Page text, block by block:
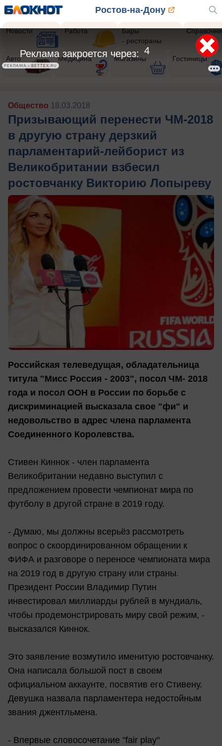
Ростов-на-Дону
Новости Работа
Бары
- рестораны
Авто Медицина Магазины Гостиницы
Общество 18.03.2018
Призывающий перенести ЧМ-2018
в другую страну дерзкий
парламентарий-лейборист из
Великобритании взбесил
ростовчанку Викторию Лопыреву
Российская телеведущая, обладательница
титула "Мисс Россия - 2003", посол ЧМ- 2018
года и посол ООН в России по борьбе с
дискриминацией высказала свое "фи" и
недовольство в адрес члена парламента
Соединенного Королевства.
Стивен Киннок - член парламента
Великобритании недавно выступил с
предложением провести чемпионат мира по
футболу в другой стране в 2019 году.
- Думаю, мы должны всерьёз рассмотреть
вопрос о скоординированном обращении к
ФИФА и разговоре о переносе чемпионата мира
на 2019 год в другую страну или страны.
Президент России Владимир Путин
инвестировал миллиарды рублей в мундиаль,
чтобы продемонстрировать миру свой режим, -
высказался Киннок.
Это заявление возмутило именитую ростовчанку.
Она написала большой пост в своем
официальном аккаунте, посвятив его Стивену.
Девушка назвала парламентера недостойным
звания джентльмена.
- Впервые словосочетание "fair play"
1
Реклама закроется через:
РЕКЛАМА • BETTEX.RU